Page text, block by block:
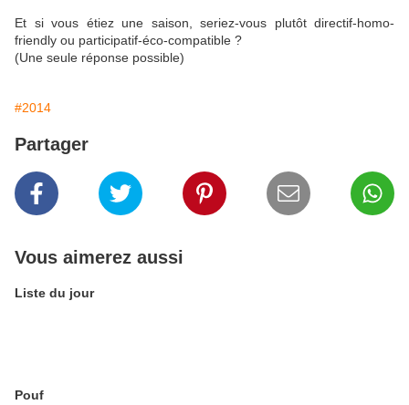
Et si vous étiez une saison, seriez-vous plutôt directif-homo-
friendly ou participatif-éco-compatible ?
(Une seule réponse possible)
#2014
Partager
Vous aimerez aussi
Liste du jour
Pouf